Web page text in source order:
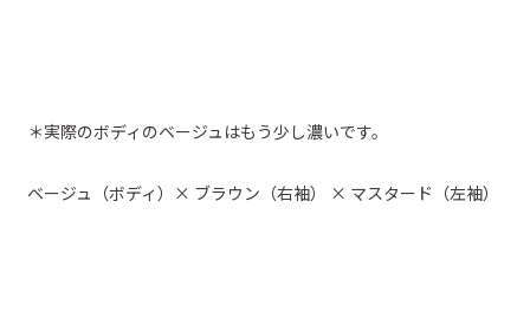
＊実際のボディのベージュはもう少し濃いです。
ベージュ（ボディ）× ブラウン（右袖） × マスタード（左袖）